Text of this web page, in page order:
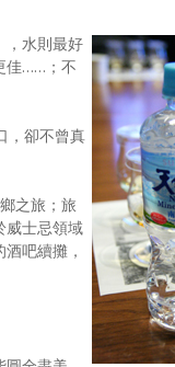
，水則最好
佳……；不
，卻不曾真
之旅；旅
威士忌領域
吧續攤，